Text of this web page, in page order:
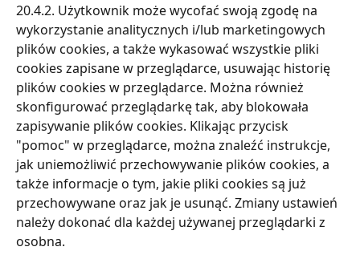
20.4.2. Użytkownik może wycofać swoją zgodę na
wykorzystanie analitycznych i/lub marketingowych
plików cookies, a także wykasować wszystkie pliki
cookies zapisane w przeglądarce, usuwając historię
plików cookies w przeglądarce. Można również
skonfigurować przeglądarkę tak, aby blokowała
zapisywanie plików cookies. Klikając przycisk
"pomoc" w przeglądarce, można znaleźć instrukcje,
jak uniemożliwić przechowywanie plików cookies, a
także informacje o tym, jakie pliki cookies są już
przechowywane oraz jak je usunąć. Zmiany ustawień
należy dokonać dla każdej używanej przeglądarki z
osobna.